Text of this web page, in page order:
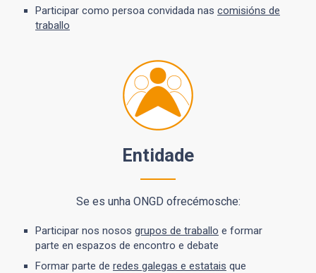
Participar como persoa convidada nas comisións de
traballo
Entidade
Se es unha ONGD ofrecémosche:
Participar nos nosos grupos de traballo e formar
parte en espazos de encontro e debate
Formar parte de redes galegas e estatais que